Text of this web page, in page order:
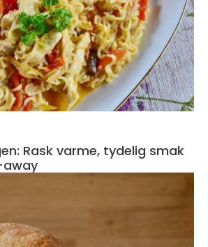
Rask varme, tydelig smak